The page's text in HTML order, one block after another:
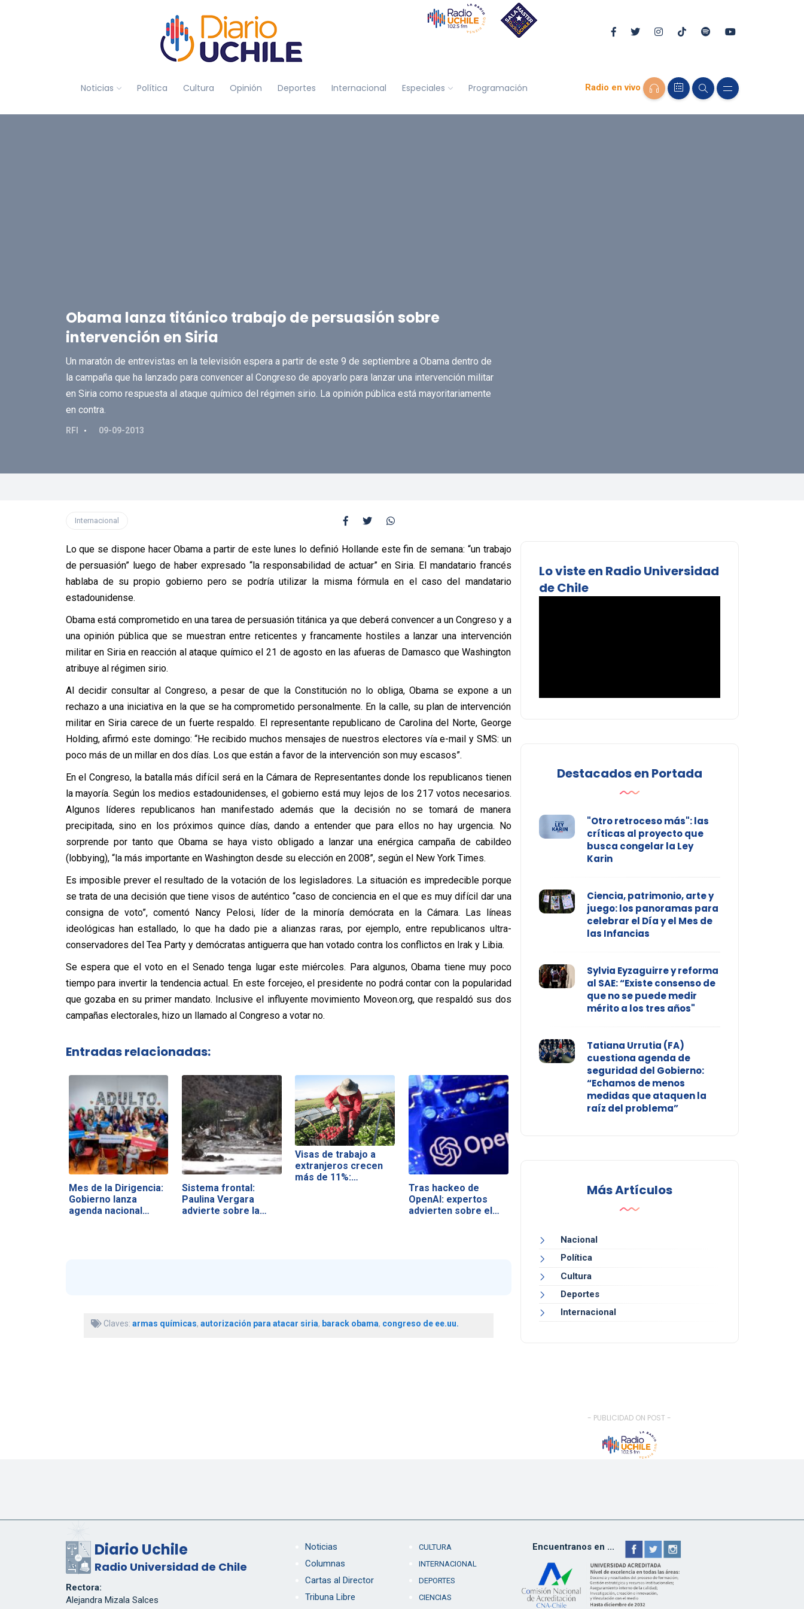
Noticias Política Cultura Opinión Deportes Internacional Especiales Programación Radio en vivo
Obama lanza titánico trabajo de persuasión sobre
intervención en Siria
Un maratón de entrevistas en la televisión espera a partir de este 9 de septiembre a Obama dentro de
la campaña que ha lanzado para convencer al Congreso de apoyarlo para lanzar una intervención militar
en Siria como respuesta al ataque químico del régimen sirio. La opinión pública está mayoritariamente
en contra.
RFI 09-09-2013
Internacional
Lo que se dispone hacer Obama a partir de este lunes lo definió Hollande este fin de semana: “un trabajo
de persuasión” luego de haber expresado “la responsabilidad de actuar” en Siria. El mandatario francés
hablaba de su propio gobierno pero se podría utilizar la misma fórmula en el caso del mandatario
estadounidense.
Obama está comprometido en una tarea de persuasión titánica ya que deberá convencer a un Congreso y a
una opinión pública que se muestran entre reticentes y francamente hostiles a lanzar una intervención
militar en Siria en reacción al ataque químico el 21 de agosto en las afueras de Damasco que Washington
atribuye al régimen sirio.
Al decidir consultar al Congreso, a pesar de que la Constitución no lo obliga, Obama se expone a un
rechazo a una iniciativa en la que se ha comprometido personalmente. En la calle, su plan de intervención
militar en Siria carece de un fuerte respaldo. El representante republicano de Carolina del Norte, George
Holding, afirmó este domingo: “He recibido muchos mensajes de nuestros electores vía e-mail y SMS: un
poco más de un millar en dos días. Los que están a favor de la intervención son muy escasos”.
En el Congreso, la batalla más difícil será en la Cámara de Representantes donde los republicanos tienen
la mayoría. Según los medios estadounidenses, el gobierno está muy lejos de los 217 votos necesarios.
Algunos líderes republicanos han manifestado además que la decisión no se tomará de manera
precipitada, sino en los próximos quince días, dando a entender que para ellos no hay urgencia. No
sorprende por tanto que Obama se haya visto obligado a lanzar una enérgica campaña de cabildeo
(lobbying), “la más importante en Washington desde su elección en 2008”, según el New York Times.
Es imposible prever el resultado de la votación de los legisladores. La situación es impredecible porque
se trata de una decisión que tiene visos de auténtico “caso de conciencia en el que es muy difícil dar una
consigna de voto”, comentó Nancy Pelosi, líder de la minoría demócrata en la Cámara. Las líneas
ideológicas han estallado, lo que ha dado pie a alianzas raras, por ejemplo, entre republicanos ultra-
conservadores del Tea Party y demócratas antiguerra que han votado contra los conflictos en Irak y Libia.
Se espera que el voto en el Senado tenga lugar este miércoles. Para algunos, Obama tiene muy poco
tiempo para invertir la tendencia actual. En este forcejeo, el presidente no podrá contar con la popularidad
que gozaba en su primer mandato. Inclusive el influyente movimiento Moveon.org, que respaldó sus dos
campañas electorales, hizo un llamado al Congreso a votar no.
Entradas relacionadas:
Mes de la Dirigencia:
Gobierno lanza
agenda nacional…
Sistema frontal:
Paulina Vergara
advierte sobre la…
Visas de trabajo a
extranjeros crecen
más de 11%:…
Tras hackeo de
OpenAI: expertos
advierten sobre el…
Claves: armas químicas, autorización para atacar siria, barack obama, congreso de ee.uu.
Lo viste en Radio Universidad
de Chile
Destacados en Portada
"Otro retroceso más": las
críticas al proyecto que
busca congelar la Ley
Karin
Ciencia, patrimonio, arte y
juego: los panoramas para
celebrar el Día y el Mes de
las Infancias
Sylvia Eyzaguirre y reforma
al SAE: “Existe consenso de
que no se puede medir
mérito a los tres años"
Tatiana Urrutia (FA)
cuestiona agenda de
seguridad del Gobierno:
“Echamos de menos
medidas que ataquen la
raíz del problema”
Más Artículos
Nacional
Política
Cultura
Deportes
Internacional
- PUBLICIDAD ON POST -
Diario Uchile
Radio Universidad de Chile
Rectora:
Alejandra Mizala Salces
Noticias
Columnas
Cartas al Director
Tribuna Libre
CULTURA
INTERNACIONAL
DEPORTES
CIENCIAS
Encuentranos en ...